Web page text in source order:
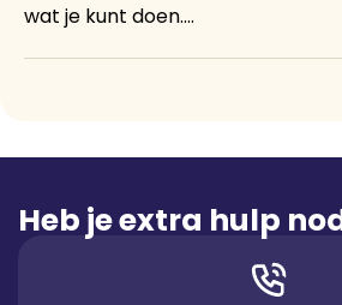
wat je kunt doen....
Heb je extra hulp